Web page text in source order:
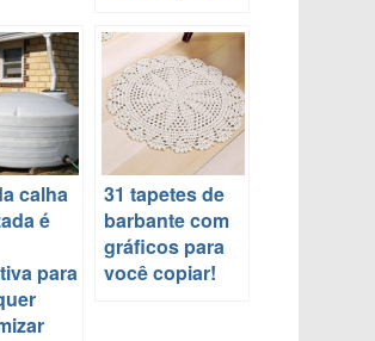
calha
é
para
31 tapetes de
barbante com
gráficos para
você copiar!